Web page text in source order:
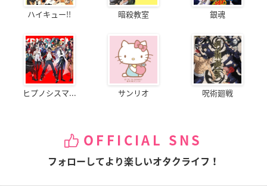
ハイキュー!! 暗殺教室 銀魂
ヒプノシスマ... サンリオ 呪術廻戦
OFFICIAL SNS
フォローしてより楽しいオタクライフ！